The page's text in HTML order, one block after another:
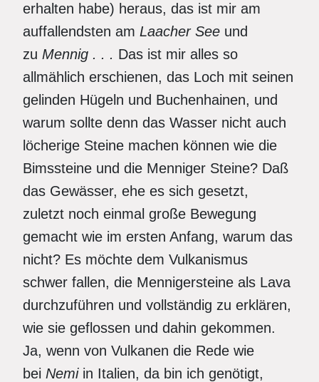
erhalten habe) heraus, das ist mir am
auffallendsten am Laacher See und
zu Mennig . . . Das ist mir alles so
allmählich erschienen, das Loch mit seinen
gelinden Hügeln und Buchenhainen, und
warum sollte denn das Wasser nicht auch
löcherige Steine machen können wie die
Bimssteine und die Menniger Steine? Daß
das Gewässer, ehe es sich gesetzt,
zuletzt noch einmal große Bewegung
gemacht wie im ersten Anfang, warum das
nicht? Es möchte dem Vulkanismus
schwer fallen, die Mennigersteine als Lava
durchzuführen und vollständig zu erklären,
wie sie geflossen und dahin gekommen.
Ja, wenn von Vulkanen die Rede wie
bei Nemi in Italien, da bin ich genötigt,